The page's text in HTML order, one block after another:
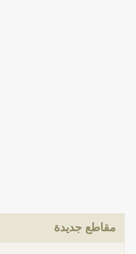
مقاطع جديدة